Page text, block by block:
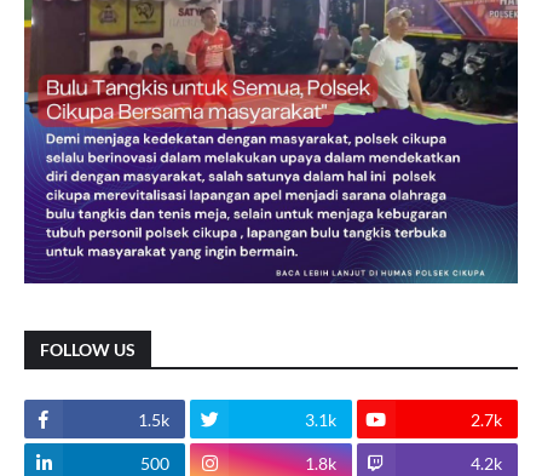
FOLLOW US
1.5k 3.1k 2.7k
500 1.8k 4.2k